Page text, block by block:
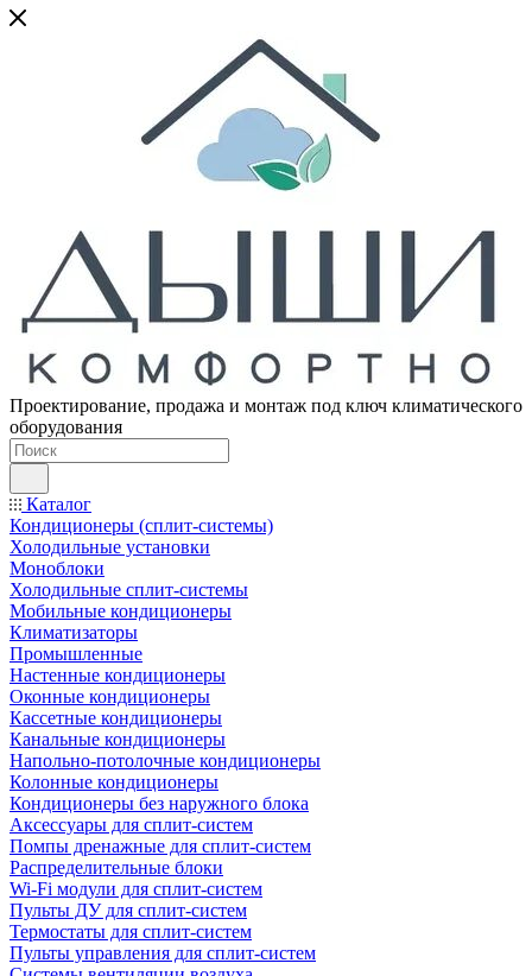
Проектирование, продажа и монтаж под ключ климатического
оборудования
Каталог
Кондиционеры (сплит-системы)
Холодильные установки
Моноблоки
Холодильные сплит-системы
Мобильные кондиционеры
Климатизаторы
Промышленные
Настенные кондиционеры
Оконные кондиционеры
Кассетные кондиционеры
Канальные кондиционеры
Напольно-потолочные кондиционеры
Колонные кондиционеры
Кондиционеры без наружного блока
Аксессуары для сплит-систем
Помпы дренажные для сплит-систем
Распределительные блоки
Wi-Fi модули для сплит-систем
Пульты ДУ для сплит-систем
Термостаты для сплит-систем
Пульты управления для сплит-систем